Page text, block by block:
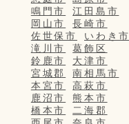
鳴門市
江田島市
岡山市
長崎市
佐世保市
いわき市
滝川市
葛飾区
鈴鹿市
大津市
宮城郡
南相馬市
本宮市
高萩市
鹿沼市
熊本市
橋本市
二海郡